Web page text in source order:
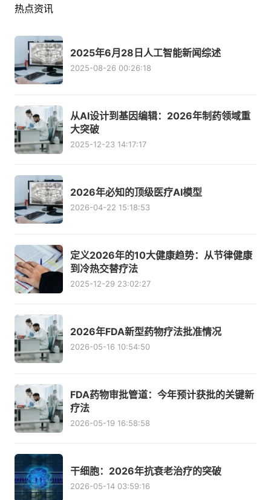
热点资讯
2025年6月28日人工智能新闻综述
2025-08-26 00:26:18
从AI设计到基因编辑：2026年制药领域重
大突破
2025-12-23 14:17:17
2026年必知的顶级医疗AI模型
2026-04-22 15:18:53
定义2026年的10大健康趋势：从节律健康
到冷热交替疗法
2025-12-29 23:02:27
2026年FDA新型药物疗法批准情况
2026-05-16 10:54:50
FDA药物审批管道：今年预计获批的关键新
疗法
2026-05-19 16:58:58
干细胞：2026年抗衰老治疗的突破
2026-05-14 03:59:16